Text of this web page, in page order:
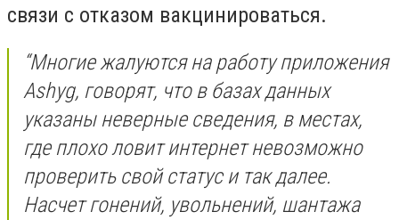
связи с отказом вакцинироваться.
“Многие жалуются на работу приложения
Ashyg, говорят, что в базах данных
указаны неверные сведения, в местах,
где плохо ловит интернет невозможно
проверить свой статус и так далее.
Насчет гонений, увольнений, шантажа